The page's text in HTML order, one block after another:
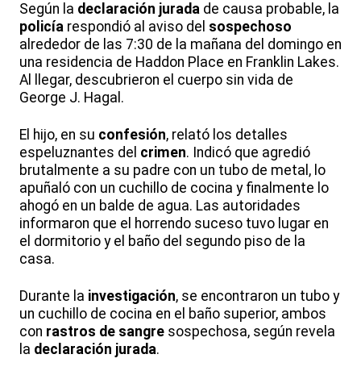
Según la declaración jurada de causa probable, la
policía respondió al aviso del sospechoso
alrededor de las 7:30 de la mañana del domingo en
una residencia de Haddon Place en Franklin Lakes.
Al llegar, descubrieron el cuerpo sin vida de
George J. Hagal.
El hijo, en su confesión, relató los detalles
espeluznantes del crimen. Indicó que agredió
brutalmente a su padre con un tubo de metal, lo
apuñaló con un cuchillo de cocina y finalmente lo
ahogó en un balde de agua. Las autoridades
informaron que el horrendo suceso tuvo lugar en
el dormitorio y el baño del segundo piso de la
casa.
Durante la investigación, se encontraron un tubo y
un cuchillo de cocina en el baño superior, ambos
con rastros de sangre sospechosa, según revela
la declaración jurada.